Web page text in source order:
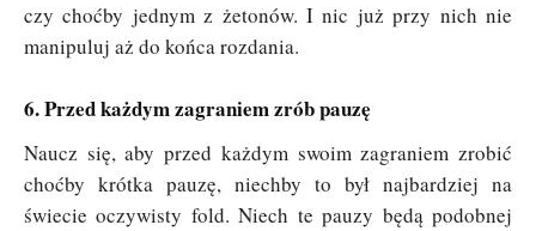
czy choćby jednym z żetonów. I nic już przy nich nie
manipuluj aż do końca rozdania.
6. Przed każdym zagraniem zrób pauzę
Naucz się, aby przed każdym swoim zagraniem zrobić
choćby krótka pauzę, niechby to był najbardziej na
świecie oczywisty fold. Niech te pauzy będą podobnej